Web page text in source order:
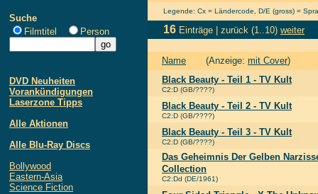
Suche
Filmtitel
Person
DVD Neuheiten
Vorankündigungen
Laserzone Tipps
Alle Aktionen
Alle Blu-Ray Discs
Bollywood
Eastern-Asia
Science Fiction
Legende: Cx = Ländercode, D/E (gross) =
16 Einträge | zurück (1..10) weiter
Name (Anzeige: mit Cover)
Black Beauty - Teil 1 - TV Kult
C2:D (GB/????)
Black Beauty - Teil 2 - TV Kult
C2:D (GB/????)
Black Beauty - Teil 3 - TV Kult
C2:D (GB/????)
Das Geheimnis Der Gelben
Collection
C2:Dd (DE/1961)